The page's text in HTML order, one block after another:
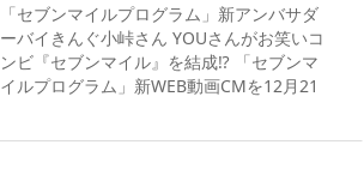
「セブンマイルプログラム」新アンバサダ
ーバイきんぐ小峠さん YOUさんがお笑いコ
ンビ『セブンマイル』を結成⁉ 「セブンマ
イルプログラム」新WEB動画CMを12月21